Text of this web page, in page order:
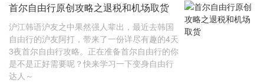
首尔自由行原创攻略之退税和机场取货
沪江韩语沪友之中果然强人辈出，最近去韩国
自由行的沪友阿打，带来了一份详尽有趣的4天
3夜首尔自由行攻略。正在准备首尔自由行的你
是不是正好需要呢？快来学习一下变身自由行
达人～